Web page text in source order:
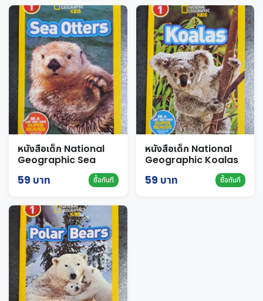
หนังสือเด็ก National
Geographic Sea
59 บาท ซื้อทันที
หนังสือเด็ก National
Geographic Koalas
59 บาท ซื้อทันที